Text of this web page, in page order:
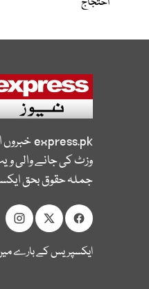
express.pkخبروں
وزٹ کی جانے والی
جملہ حقوق بحق
ایکسپریس کے بارے